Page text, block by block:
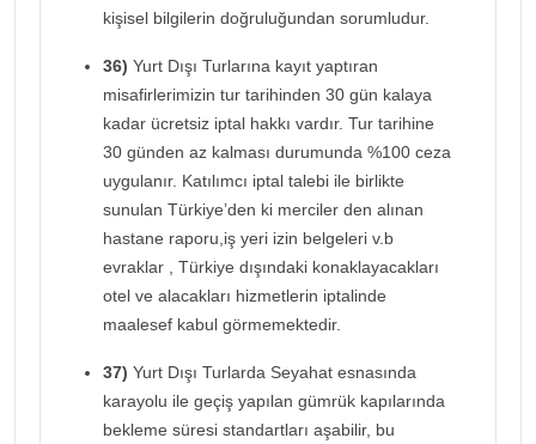
kişisel bilgilerin doğruluğundan sorumludur.
36) Yurt Dışı Turlarına kayıt yaptıran
misafirlerimizin tur tarihinden 30 gün kalaya
kadar ücretsiz iptal hakkı vardır. Tur tarihine
30 günden az kalması durumunda %100 ceza
uygulanır. Katılımcı iptal talebi ile birlikte
sunulan Türkiye’den ki merciler den alınan
hastane raporu,iş yeri izin belgeleri v.b
evraklar , Türkiye dışındaki konaklayacakları
otel ve alacakları hizmetlerin iptalinde
maalesef kabul görmemektedir.
37) Yurt Dışı Turlarda Seyahat esnasında
karayolu ile geçiş yapılan gümrük kapılarında
bekleme süresi standartları aşabilir, bu